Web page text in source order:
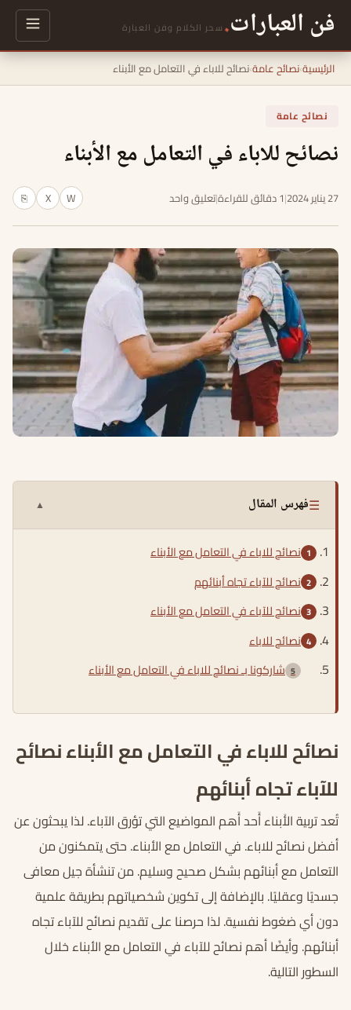
فن العبارات. سحر الكلام وفن العبارة
الرئيسية›نصائح عامة›نصائح للاباء في التعامل مع الأبناء
نصائح عامة
نصائح للاباء في التعامل مع الأبناء
27 يناير 2024 |1 دقائق للقراءة |تعليق واحد W
X
⎘
☰فهرس المقال ▲
نصائح للاباء في التعامل مع الأبناء
نصائح للآباء تجاه أبنائهم
نصائح للآباء في التعامل مع الأبناء
نصائح للاباء
شاركونا بـ نصائح للاباء في التعامل مع الأبناء
نصائح للاباء في التعامل مع الأبناء نصائح
للآباء تجاه أبنائهم
تُعد تربية الأَبناء أَحد أَهم المواضيع التي تؤرق الآباء. لذا يبحثون عن
أفضل نصائح للاباء. في التعامل مع الأبناء. حتى يتمكنون من
التعامل مع أبنائهم بشكل صحيح وسليم. من تنشأة جيل معافى
جسديًا وعقليًا. بالإضافة إلى تكوين شخصياتهم بطريقة علمية
دون أي ضغوط نفسية. لذا حرصنا على تقديم نصائح للآباء تجاه
أبنائهم. وأيضًا أهم نصائح للآباء في التعامل مع الأبناء خلال
السطور التالية.